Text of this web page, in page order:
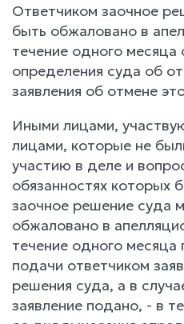
Ответчиком заочное
быть обжаловано в
течение одного месяца
определения суда об
заявления об отмене
Иными лицами,
лицами, которые не
участию в деле и
обязанностях которых
заочное решение суда
обжаловано в
течение одного месяца
подачи ответчиком
решения суда, а в
заявление подано, - в